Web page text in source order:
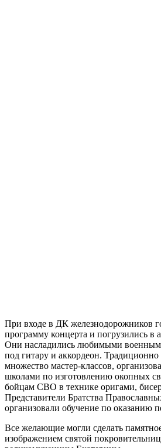
При входе в ДК железнодорожников
программу концерта и погрузились в
Они насладились любимыми
под гитару и аккордеон.
множество мастер-классов,
школами по изготовлению окопных
бойцам СВО в технике оригами,
Представители Братства
организовали обучение по оказанию
Все желающие могли сделать
изображением святой